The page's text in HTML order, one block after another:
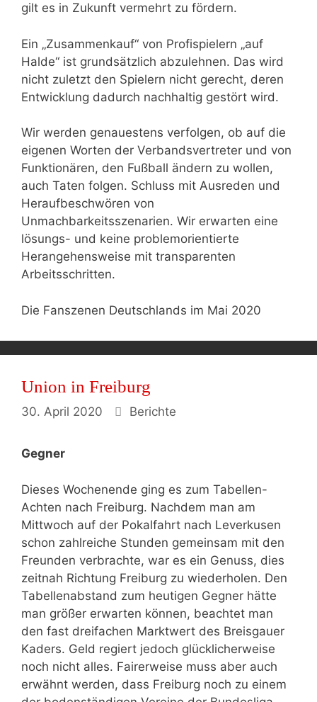
gilt es in Zukunft vermehrt zu fördern.
Ein „Zusammenkauf“ von Profispielern „auf
Halde“ ist grundsätzlich abzulehnen. Das wird
nicht zuletzt den Spielern nicht gerecht, deren
Entwicklung dadurch nachhaltig gestört wird.
Wir werden genauestens verfolgen, ob auf die
eigenen Worten der Verbandsvertreter und von
Funktionären, den Fußball ändern zu wollen,
auch Taten folgen. Schluss mit Ausreden und
Heraufbeschwören von
Unmachbarkeitsszenarien. Wir erwarten eine
lösungs- und keine problemorientierte
Herangehensweise mit transparenten
Arbeitsschritten.
Die Fanszenen Deutschlands im Mai 2020
Union in Freiburg
30. April 2020 Kategorien
Berichte
Gegner
Dieses Wochenende ging es zum Tabellen-
Achten nach Freiburg. Nachdem man am
Mittwoch auf der Pokalfahrt nach Leverkusen
schon zahlreiche Stunden gemeinsam mit den
Freunden verbrachte, war es ein Genuss, dies
zeitnah Richtung Freiburg zu wiederholen. Den
Tabellenabstand zum heutigen Gegner hätte
man größer erwarten können, beachtet man
den fast dreifachen Marktwert des Breisgauer
Kaders. Geld regiert jedoch glücklicherweise
noch nicht alles. Fairerweise muss aber auch
erwähnt werden, dass Freiburg noch zu einem